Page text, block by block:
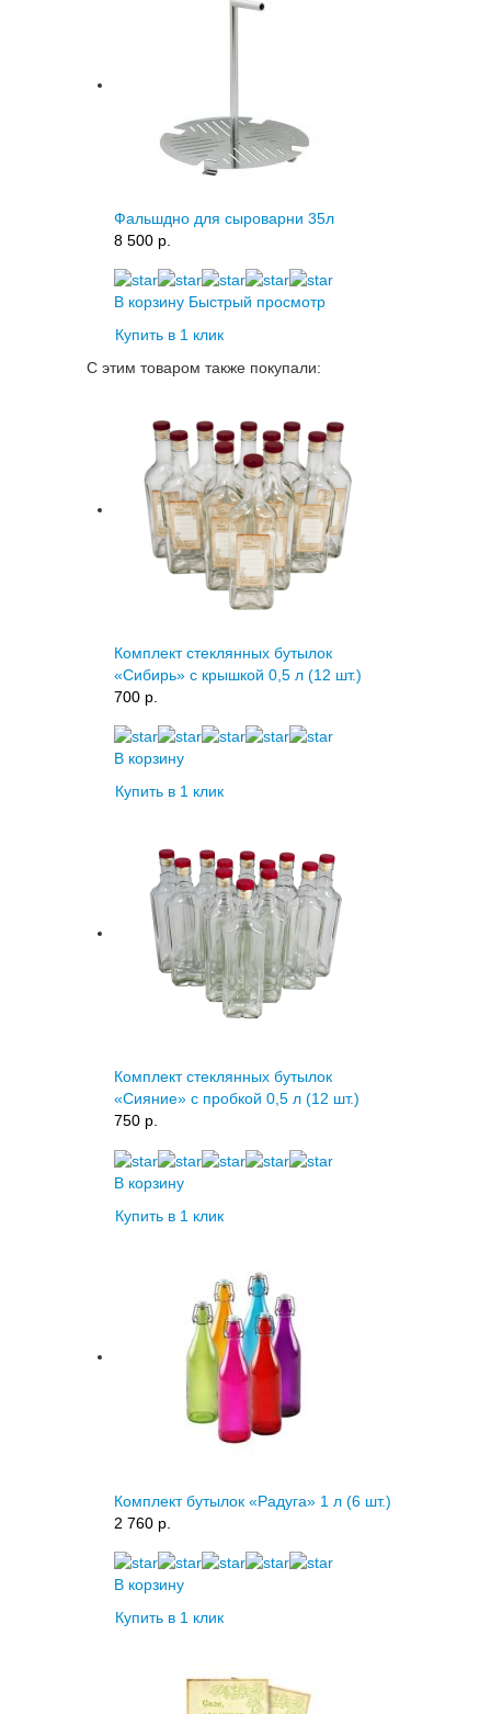
Фальшдно для сыроварни 35л
8 500 p.
В корзину Быстрый просмотр
Купить в 1 клик
С этим товаром также покупали:
Комплект стеклянных бутылок
«Сибирь» с крышкой 0,5 л (12 шт.)
700 p.
В корзину
Купить в 1 клик
Комплект стеклянных бутылок
«Сияние» с пробкой 0,5 л (12 шт.)
750 p.
В корзину
Купить в 1 клик
Комплект бутылок «Радуга» 1 л (6 шт.)
2 760 p.
В корзину
Купить в 1 клик